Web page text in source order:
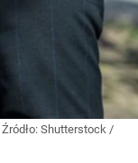
Źródło: Shutterstock /